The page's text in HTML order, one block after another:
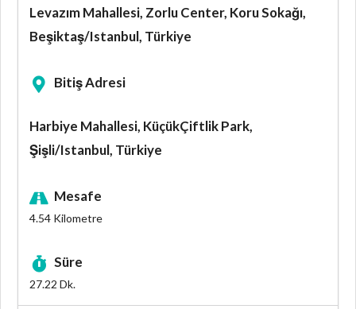
Levazım Mahallesi, Zorlu Center, Koru Sokağı,
Beşiktaş/Istanbul, Türkiye
Bitiş Adresi
Harbiye Mahallesi, KüçükÇiftlik Park,
Şişli/Istanbul, Türkiye
Mesafe
4.54 Kilometre
Süre
27.22 Dk.